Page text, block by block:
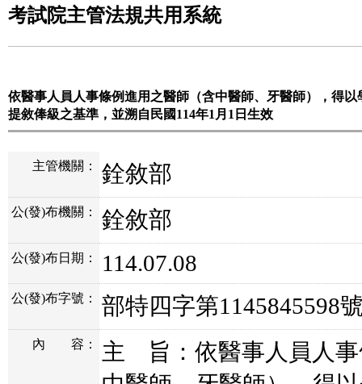
考試院主管法規共用系統
依醫事人員人事條例進用之醫師（含中醫師、牙醫師），得
提敘俸級之基準，並溯自民國114年1月1日生效
主管機關： 銓敘部
公(發)布機關： 銓敘部
公(發)布日期： 114.07.08
公(發)布字號： 部特四字第1145845598
內 容：
主 旨：依醫事人員人事